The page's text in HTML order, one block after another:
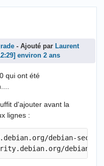
- Ajouté par Laurent
environ 2 ans
qui ont été
d'ajouter avant la
lignes :
debian-